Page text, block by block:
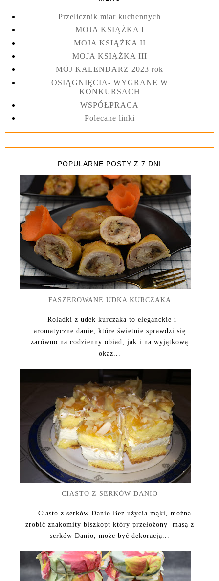
Przelicznik miar kuchennych
MOJA KSIĄŻKA I
MOJA KSIĄŻKA II
MOJA KSIĄŻKA III
MÓJ KALENDARZ 2023 rok
OSIĄGNIĘCIA- WYGRANE W
KONKURSACH
WSPÓŁPRACA
Polecane linki
POPULARNE POSTY Z 7 DNI
FASZEROWANE UDKA KURCZAKA
Roladki z udek kurczaka to eleganckie i
aromatyczne danie, które świetnie sprawdzi się
zarówno na codzienny obiad, jak i na wyjątkową
okaz...
CIASTO Z SERKÓW DANIO
Ciasto z serków Danio Bez użycia mąki, można
zrobić znakomity biszkopt który przełożony masą z
serków Danio, może być dekoracją...